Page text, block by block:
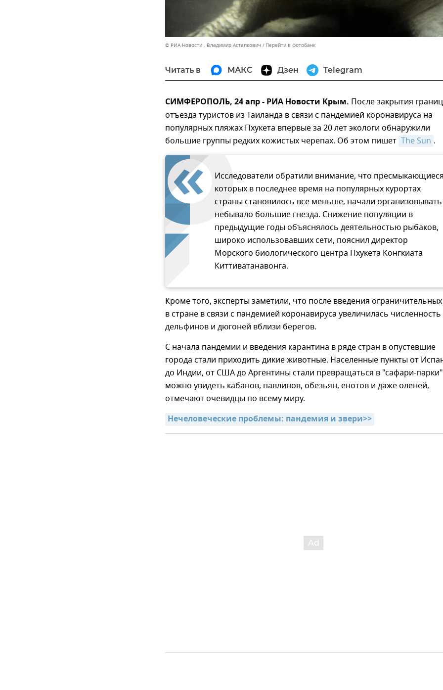
© РИА Новости . Владимир Астапкович Перейти в фотобанк
Читать в МАКС Дзен Telegram
СИМФЕРОПОЛЬ, 24 апр - РИА Новости Крым. После закрытия
отъезда туристов из Таиланда в связи с пандемией коронавируса на
популярных пляжах Пхукета впервые за 20 лет экологи обнаружили
большие группы редких кожистых черепах. Об этом пишет The Sun .
Исследователи обратили внимание, что
которых в последнее время на популярных курортах
страны становилось все меньше, начали организовывать
небывало большие гнезда. Снижение популяции в
предыдущие годы объяснялось деятельностью рыбаков,
широко использовавших сети, пояснил директор
Морского биологического центра Пхукета Конгкиата
Киттиватанавонга.
Кроме того, эксперты заметили, что после введения
в стране в связи с пандемией коронавируса увеличилась численность
дельфинов и дюгоней вблизи берегов.
С начала пандемии и введения карантина в ряде стран в опустевшие
города стали приходить дикие животные. Населенные пункты от
до Индии, от США до Аргентины стали превращаться в "сафари-
можно увидеть кабанов, павлинов, обезьян, енотов и даже оленей,
отмечают очевидцы по всему миру.
Нечеловеческие проблемы: пандемия и звери>>